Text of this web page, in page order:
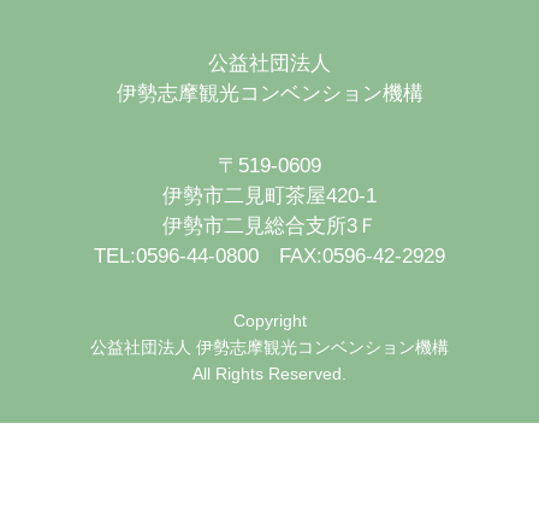
公益社団法人
伊勢志摩観光コンベンション機構
〒519-0609
伊勢市二見町茶屋420-1
伊勢市二見総合支所3Ｆ
TEL:0596-44-0800 FAX:0596-42-2929
Copyright
公益社団法人 伊勢志摩観光コンベンション機構
All Rights Reserved.